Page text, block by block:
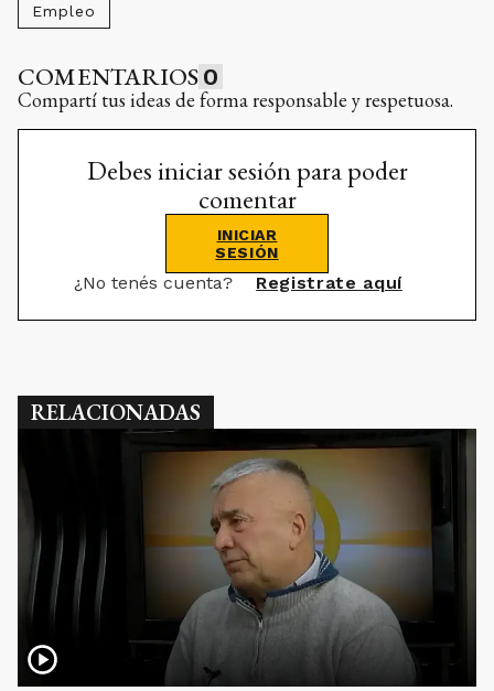
Empleo
COMENTARIOS 0
Compartí tus ideas de forma responsable y respetuosa.
Debes iniciar sesión para poder
comentar
INICIAR
SESIÓN
¿No tenés cuenta? Registrate aquí
RELACIONADAS